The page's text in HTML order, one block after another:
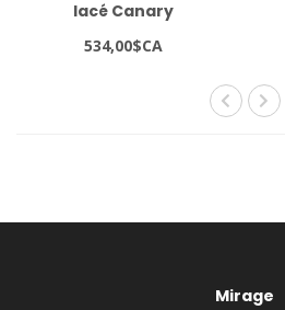
lacé Canary
534,00$CA
Mirage